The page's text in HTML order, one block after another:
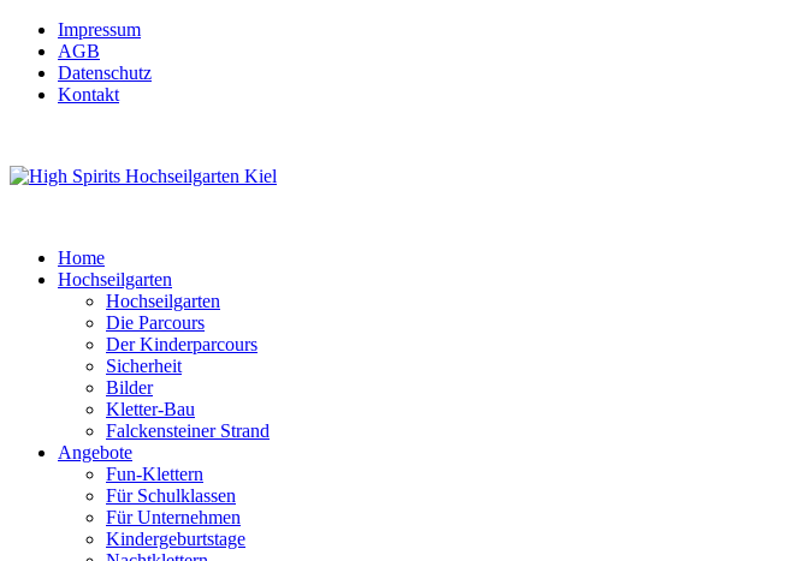
Impressum
AGB
Datenschutz
Kontakt
Home
Hochseilgarten
Hochseilgarten
Die Parcours
Der Kinderparcours
Sicherheit
Bilder
Kletter-Bau
Falckensteiner Strand
Angebote
Fun-Klettern
Für Schulklassen
Für Unternehmen
Kindergeburtstage